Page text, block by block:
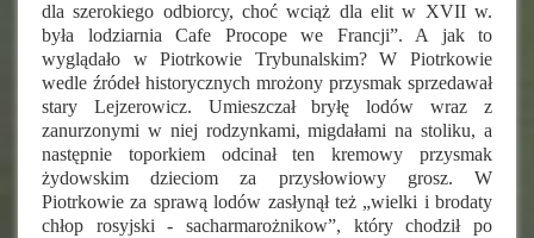
dla szerokiego odbiorcy, choć wciąż dla elit w XVII w.
była lodziarnia Cafe Procope we Francji”. A jak to
wyglądało w Piotrkowie Trybunalskim? W Piotrkowie
wedle źródeł historycznych mrożony przysmak sprzedawał
stary Lejzerowicz. Umieszczał bryłę lodów wraz z
zanurzonymi w niej rodzynkami, migdałami na stoliku, a
następnie toporkiem odcinał ten kremowy przysmak
żydowskim dzieciom za przysłowiowy grosz. W
Piotrkowie za sprawą lodów zasłynął też „wielki i brodaty
chłop rosyjski - sacharmarożnikow”, który chodził po